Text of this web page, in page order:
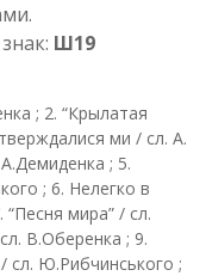
Ш19
; 2. “Крылатая
ми / сл. А.
; 5.
; 6. Нелегко в
мира” / сл.
В.Оберенка ; 9.
/ сл. Ю.Рибчинського ;